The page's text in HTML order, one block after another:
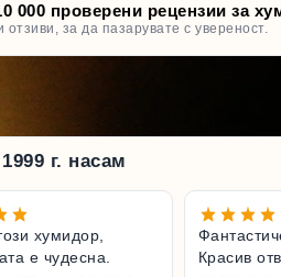
000 проверени рецензии за
отзиви, за да пазарувате с увереност.
г. насам
хумидор,
е чудесна.
Красив